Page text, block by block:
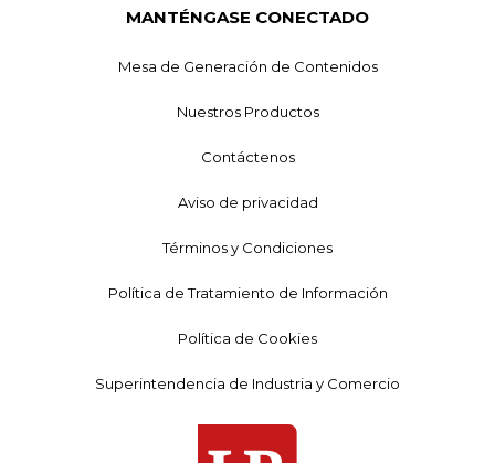
MANTÉNGASE CONECTADO
Mesa de Generación de Contenidos
Nuestros Productos
Contáctenos
Aviso de privacidad
Términos y Condiciones
Política de Tratamiento de Información
Política de Cookies
Superintendencia de Industria y Comercio